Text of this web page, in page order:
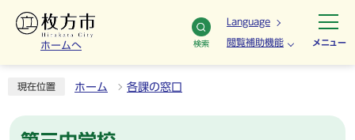
ホームへ 検索
Language
閲覧補助機能 メニュー
現在位置 ホーム 各課の窓口